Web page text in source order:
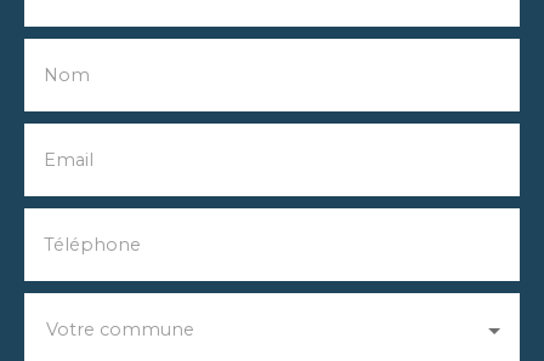
Nom
Email
Téléphone
Votre commune